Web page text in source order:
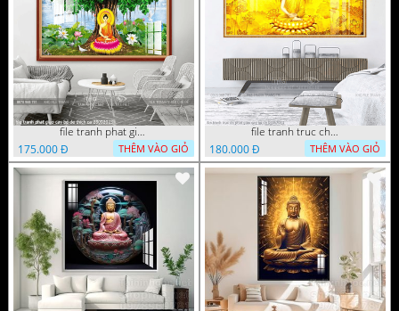
file tranh phat giao cay bo de thich ca 28092023
175.000 Đ
THÊM VÀO GIỎ
file tranh truc chi phat giao cay bo de 06062023
180.000 Đ
THÊM VÀO GIỎ